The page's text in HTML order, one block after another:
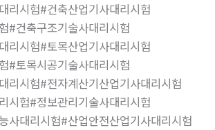
리시험#건축산업기사대리시험
#건축구조기술사대리시험
리시험#토목산업기사대리시험
#토목시공기술사대리시험
리시험#전자계산기산업기사대리시험
시험#정보관리기술사대리시험
사대리시험#산업안전산업기사대리시험